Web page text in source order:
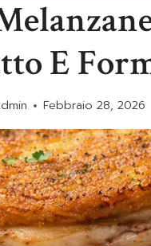
E
Febbraio 28, 2026